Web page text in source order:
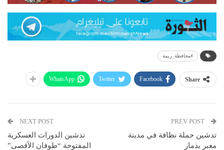
#محافظة_ريمة
Share
Facebook
Twitter
WhatsApp
تدشين حملة نظافة في مدينة
معبر بذمار
NEXT POST
تدشين الدورات العسكرية
المفتوحة “طوفان الأقصى”